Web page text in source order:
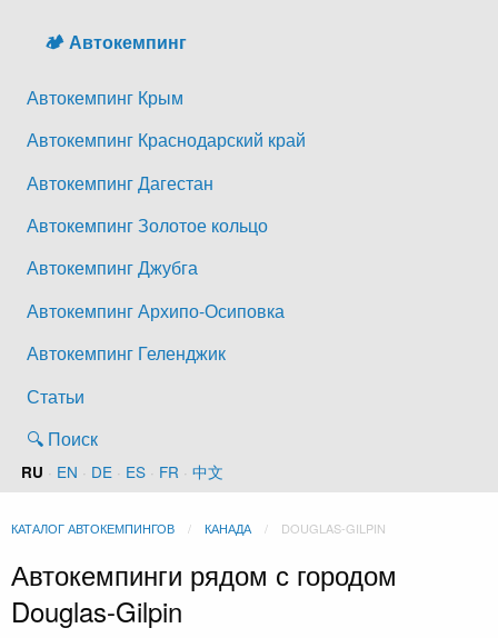
🏕️ Автокемпинг
Автокемпинг Крым
Автокемпинг Краснодарский край
Автокемпинг Дагестан
Автокемпинг Золотое кольцо
Автокемпинг Джубга
Автокемпинг Архипо-Осиповка
Автокемпинг Геленджик
Статьи
🔍 Поиск
RU · EN · DE · ES · FR · 中文
КАТАЛОГ АВТОКЕМПИНГОВ КАНАДА DOUGLAS-GILPIN
Автокемпинги рядом с городом
Douglas-Gilpin